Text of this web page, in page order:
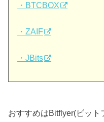
・BTCBOX
・ZAIF
・JBits
おすすめはBitflyer(ビット